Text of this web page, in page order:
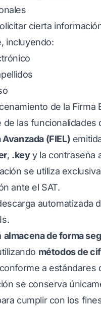
cierta
incluyendo:
de la Firma
de las
(FIEL)
, .keyy la contraseña
se utiliza
ante el SAT.
automatizada
almacena de forma
métodos de
a estándares
se conserva
cumplir con los